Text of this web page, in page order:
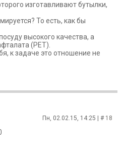
изготавливают бутылки,
То есть, как бы
высокого качества, а
(PET).
к задаче это отношение не
Пн, 02.02.15, 14:25 | # 18